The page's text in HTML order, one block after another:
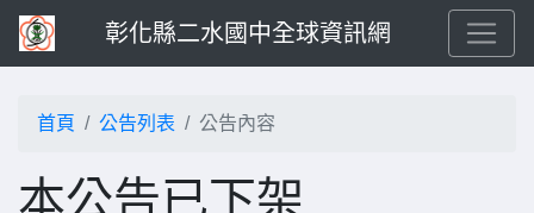
彰化縣二水國中全球資訊網
首頁 公告列表 公告內容
本公告已下架